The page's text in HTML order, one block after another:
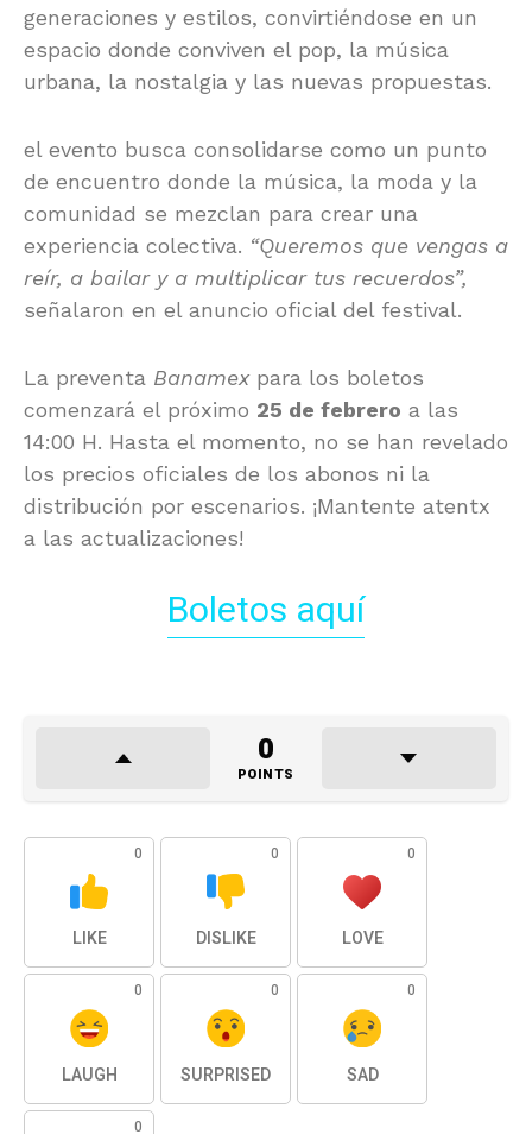
generaciones y estilos, convirtiéndose en un
espacio donde conviven el pop, la música
urbana, la nostalgia y las nuevas propuestas.
el evento busca consolidarse como un punto
de encuentro donde la música, la moda y la
comunidad se mezclan para crear una
experiencia colectiva. “Queremos que vengas a
reír, a bailar y a multiplicar tus recuerdos”,
señalaron en el anuncio oficial del festival.
La preventa Banamexpara los boletos
comenzará el próximo 25 de febrero a las
14:00 H. Hasta el momento, no se han revelado
los precios oficiales de los abonos ni la
distribución por escenarios. ¡Mantente atentx
a las actualizaciones!
Boletos aquí
0
POINTS
0
LIKE
0
DISLIKE
0
LOVE
0
LAUGH
0
SURPRISED
0
SAD
0